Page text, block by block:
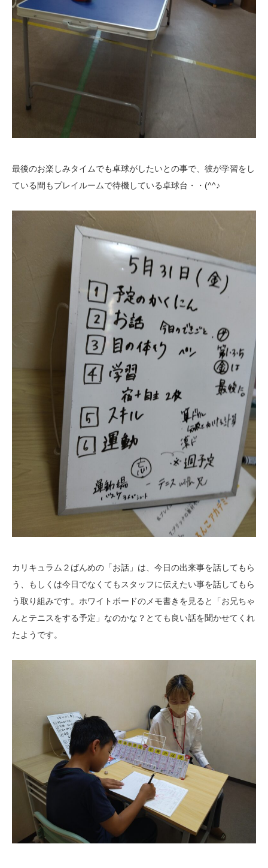
最後のお楽しみタイムでも卓球がしたいとの事で、彼が学習をし
ている間もプレイルームで待機している卓球台・・(^^♪
カリキュラム２ばんめの「お話」は、今日の出来事を話してもら
う、もしくは今日でなくてもスタッフに伝えたい事を話してもら
う取り組みです。ホワイトボードのメモ書きを見ると「お兄ちゃ
んとテニスをする予定」なのかな？とても良い話を聞かせてくれ
たようです。